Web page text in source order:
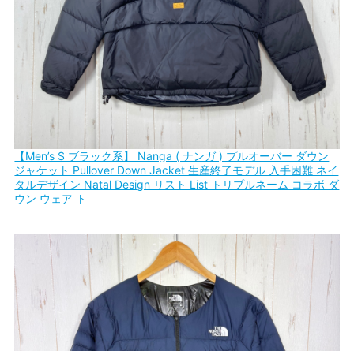
【Men’s S ブラック系】 Nanga ( ナンガ ) プルオーバー ダウン
ジャケット Pullover Down Jacket 生産終了モデル 入手困難 ネイ
タルデザイン Natal Design リスト List トリプルネーム コラボ ダ
ウン ウェア ト